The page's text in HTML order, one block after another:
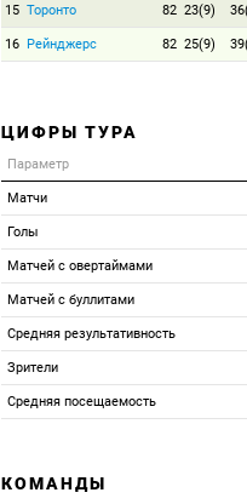
15 Торонто 82 23(9)
16 Рейнджерс 82 25(9)
ЦИФРЫ ТУРА
Параметр
Матчи
Голы
Матчей с овертаймами
Матчей с буллитами
Средняя результативность
Зрители
Средняя посещаемость
КОМАНДЫ